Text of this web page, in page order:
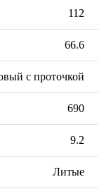
112
66.6
с проточкой
690
9.2
Литые